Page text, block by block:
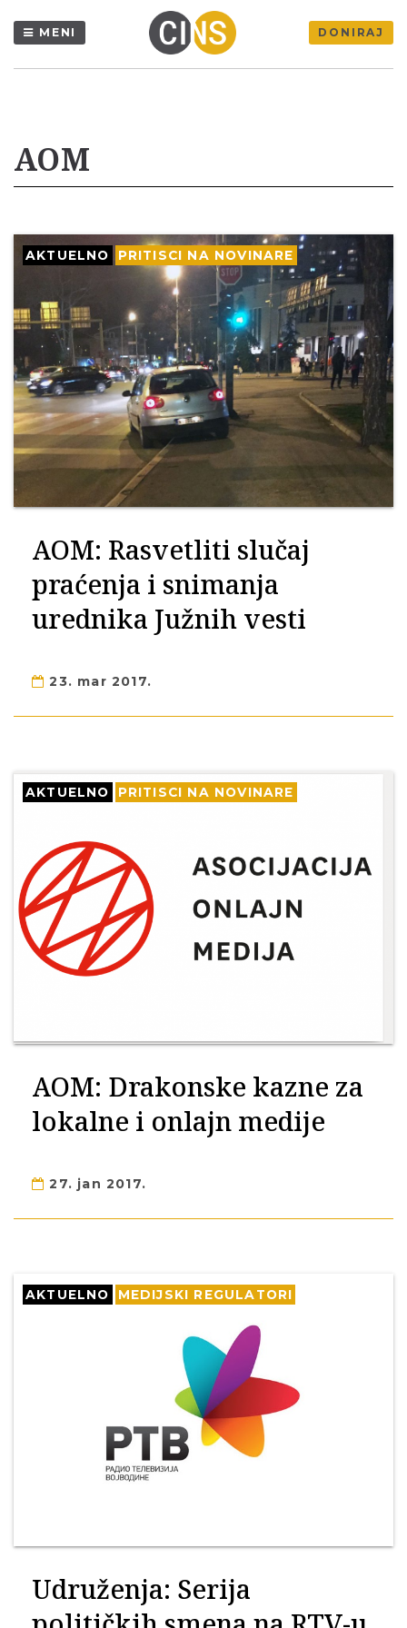
MENI DONIRAJ
AOM
AKTUELNO PRITISCI NA NOVINARE
AOM: Rasvetliti slučaj
praćenja i snimanja
urednika Južnih vesti
23. mar 2017.
AKTUELNO PRITISCI NA NOVINARE
AOM: Drakonske kazne za
lokalne i onlajn medije
27. jan 2017.
AKTUELNO MEDIJSKI REGULATORI
Udruženja: Serija